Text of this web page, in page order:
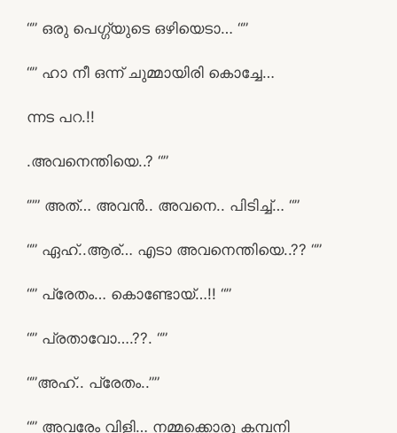
“” ഒരു പെഗ്ഗ്യുടെ ഒഴിയെടാ… “”
“” ഹാ നീ ഒന്ന് ചുമ്മായിരി കൊച്ചേ…
ന്നട പറ.!!
.അവനെന്തിയെ..? “”
‘”” അത്… അവൻ.. അവനെ.. പിടിച്ച്… “”
“” ഏഹ്..ആര്… എടാ അവനെന്തിയെ..?? “”
“” പ്രേതം… കൊണ്ടോയ്…!! “”
“” പ്രതാവോ….??. “”
“”അഹ്.. പ്രേതം..””
“” അവരേം വിളി… നമ്മക്കൊരു കമ്പനി